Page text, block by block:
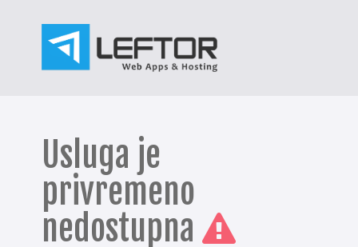
Usluga je
privremeno
nedostupna